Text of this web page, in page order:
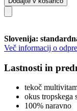
Slovenija:
Več informacij o
Lastnosti in
tekoč
okus tropskega
100% naravno